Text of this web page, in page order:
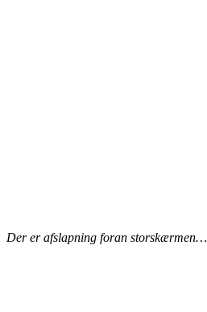
Der er afslapning foran storskærmen…